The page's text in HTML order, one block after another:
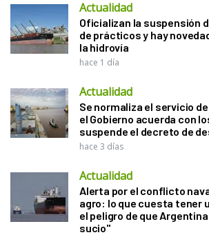
Actualidad
Oficializan la suspensión
de prácticos y hay
la hidrovía
hace 1 día
Actualidad
Se normaliza el servicio
el Gobierno acuerda con
suspende el decreto de
hace 3 días
Actualidad
Alerta por el conflicto
agro: lo que cuesta tener
el peligro de que
sucio"